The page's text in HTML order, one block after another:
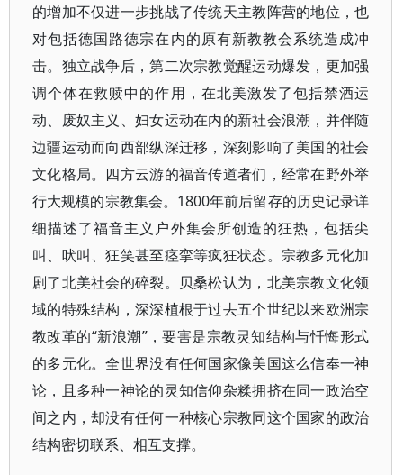
的增加不仅进一步挑战了传统天主教阵营的地位，也
对包括德国路德宗在内的原有新教教会系统造成冲
击。独立战争后，第二次宗教觉醒运动爆发，更加强
调个体在救赎中的作用，在北美激发了包括禁酒运
动、废奴主义、妇女运动在内的新社会浪潮，并伴随
边疆运动而向西部纵深迁移，深刻影响了美国的社会
文化格局。四方云游的福音传道者们，经常在野外举
行大规模的宗教集会。1800年前后留存的历史记录详
细描述了福音主义户外集会所创造的狂热，包括尖
叫、吠叫、狂笑甚至痉挛等疯狂状态。宗教多元化加
剧了北美社会的碎裂。贝桑松认为，北美宗教文化领
域的特殊结构，深深植根于过去五个世纪以来欧洲宗
教改革的“新浪潮”，要害是宗教灵知结构与忏悔形式
的多元化。全世界没有任何国家像美国这么信奉一神
论，且多种一神论的灵知信仰杂糅拥挤在同一政治空
间之内，却没有任何一种核心宗教同这个国家的政治
结构密切联系、相互支撑。